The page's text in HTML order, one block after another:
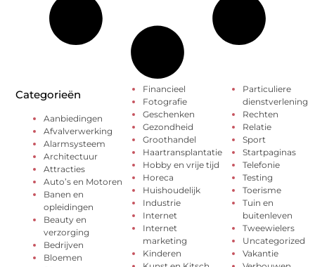
Categorieën
Aanbiedingen
Afvalverwerking
Alarmsysteem
Architectuur
Attracties
Auto’s en Motoren
Banen en
opleidingen
Beauty en
verzorging
Bedrijven
Bloemen
Financieel
Fotografie
Geschenken
Gezondheid
Groothandel
Haartransplantatie
Hobby en vrije tijd
Horeca
Huishoudelijk
Industrie
Internet
Internet
marketing
Kinderen
Particuliere
dienstverlening
Rechten
Relatie
Sport
Startpaginas
Telefonie
Testing
Toerisme
Tuin en
buitenleven
Tweewielers
Uncategorized
Vakantie